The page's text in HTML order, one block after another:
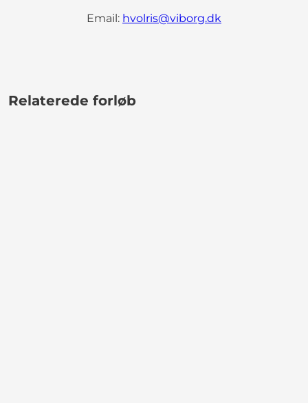
Email: hvolris@viborg.dk
Relaterede forløb